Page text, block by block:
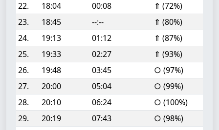
22.
18:04 00:08
⇑ (72%)
23.
18:45 --:--
⇑ (80%)
24.
19:13 01:12
⇑ (87%)
25.
19:33 02:27
⇑ (93%)
26.
19:48 03:45
○ (97%)
27.
20:00 05:04
○ (99%)
28.
20:10 06:24
○ (100%)
29.
20:19 07:43
○ (98%)